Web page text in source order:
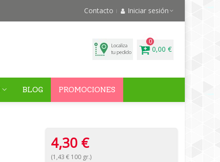
Contacto Iniciar sesión
0
0,00 €
BLOG PROMOCIONES
4,30 €
(1,43 € 100 gr.)